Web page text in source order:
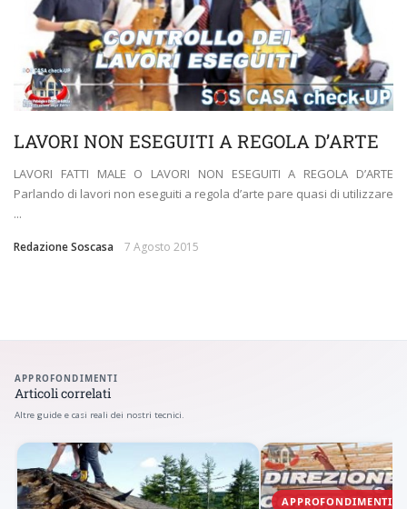
LAVORI NON ESEGUITI A REGOLA D’ARTE
LAVORI FATTI MALE O LAVORI NON ESEGUITI A REGOLA D’ARTE
Parlando di lavori non eseguiti a regola d’arte pare quasi di utilizzare
...
Redazione Soscasa 7 Agosto 2015
APPROFONDIMENTI
Articoli correlati
Altre guide e casi reali dei nostri tecnici.
APPROFONDIMENTI